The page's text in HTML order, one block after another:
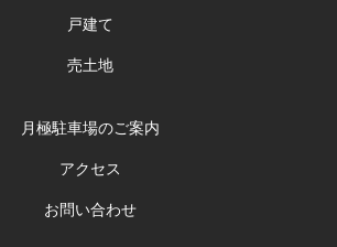
戸建て
売土地
月極駐車場のご案内
アクセス
お問い合わせ